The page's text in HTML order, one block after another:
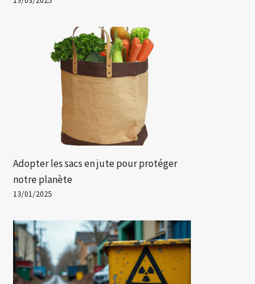
Adopter les sacs en jute pour protéger
notre planète
13/01/2025